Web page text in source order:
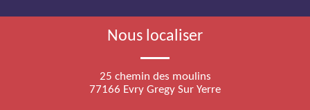
Nous localiser
25 chemin des moulins
77166 Evry Gregy Sur Yerre